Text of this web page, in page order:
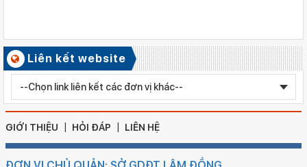
BẢO TRÂN
Số ký hiệu: 2596/QĐ-SGDĐT
Ngày ban hành: 05/08/2026
QĐ công nhận KĐCLGD Trường Mẫu giáo Họa My, xã bắc
Ruộng
Liên kết website
GIỚI THIỆU HỎI ĐÁP LIÊN HỆ